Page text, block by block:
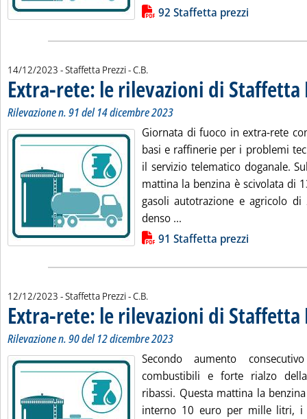
Lista allegati PDF alla notizia92 Staffetta prezzi
14/12/2023 - Staffetta Prezzi -di:
C.B.
Extra-rete: le rilevazioni di Staffetta
Rilevazione n. 91 del 14 dicembre 2023
Giornata di fuoco in extra-rete
basi e raffinerie per i problemi
il servizio telematico doganale.
mattina la benzina è scivolata di
gasoli autotrazione e agricolo
denso ...
Lista allegati PDF alla notizia91 Staffetta prezzi
12/12/2023 - Staffetta Prezzi -di:
C.B.
Extra-rete: le rilevazioni di Staffetta
Rilevazione n. 90 del 12 dicembre 2023
Secondo aumento
combustibili e forte rialzo
ribassi. Questa mattina la
interno 10 euro per mille litri, i